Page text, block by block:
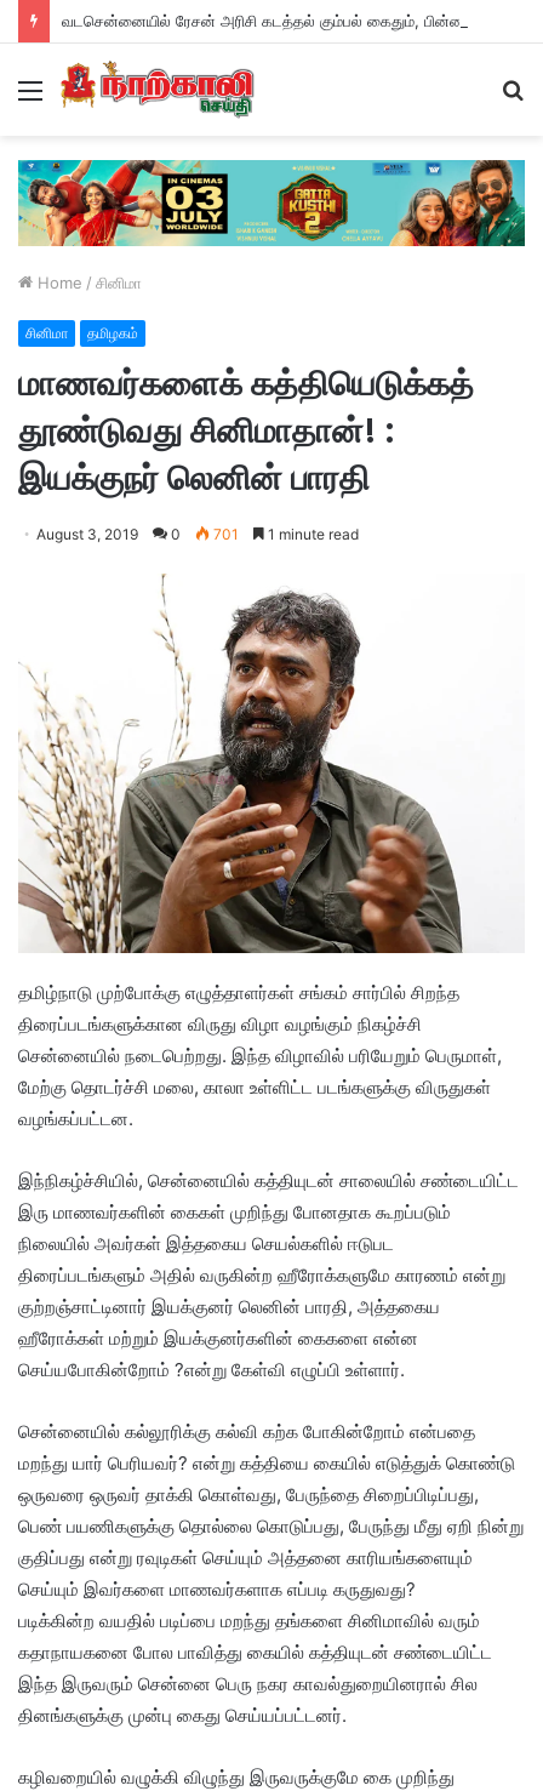
Menu
Home / சினிமா
சினிமா தமிழகம்
மாணவர்களைக் கத்தியெடுக்கத்
தூண்டுவது சினிமாதான்! :
இயக்குநர் லெனின் பாரதி
August 3, 2019 0 701 1 minute read
தமிழ்நாடு முற்போக்கு எழுத்தாளர்கள் சங்கம் சார்பில் சிறந்த
திரைப்படங்களுக்கான விருது விழா வழங்கும் நிகழ்ச்சி
சென்னையில் நடைபெற்றது. இந்த விழாவில் பரியேறும் பெருமாள்,
மேற்கு தொடர்ச்சி மலை, காலா உள்ளிட்ட படங்களுக்கு விருதுகள்
வழங்கப்பட்டன.
இந்நிகழ்ச்சியில், சென்னையில் கத்தியுடன் சாலையில் சண்டையிட்ட
இரு மாணவர்களின் கைகள் முறிந்து போனதாக கூறப்படும்
நிலையில் அவர்கள் இத்தகைய செயல்களில் ஈடுபட
திரைப்படங்களும் அதில் வருகின்ற ஹீரோக்களுமே காரணம் என்று
குற்றஞ்சாட்டினார் இயக்குனர் லெனின் பாரதி, அத்தகைய
ஹீரோக்கள் மற்றும் இயக்குனர்களின் கைகளை என்ன
செய்யபோகின்றோம் ?என்று கேள்வி எழுப்பி உள்ளார்.
சென்னையில் கல்லூரிக்கு கல்வி கற்க போகின்றோம் என்பதை
மறந்து யார் பெரியவர்? என்று கத்தியை கையில் எடுத்துக் கொண்டு
ஒருவரை ஒருவர் தாக்கி கொள்வது, பேருந்தை சிறைப்பிடிப்பது,
பெண் பயணிகளுக்கு தொல்லை கொடுப்பது, பேருந்து மீது ஏறி நின்று
குதிப்பது என்று ரவுடிகள் செய்யும் அத்தனை காரியங்களையும்
செய்யும் இவர்களை மாணவர்களாக எப்படி கருதுவது?
படிக்கின்ற வயதில் படிப்பை மறந்து தங்களை சினிமாவில் வரும்
கதாநாயகனை போல பாவித்து கையில் கத்தியுடன் சண்டையிட்ட
இந்த இருவரும் சென்னை பெரு நகர காவல்துறையினரால் சில
தினங்களுக்கு முன்பு கைது செய்யப்பட்டனர்.
கழிவறையில் வழுக்கி விழுந்து இருவருக்குமே கை முறிந்து